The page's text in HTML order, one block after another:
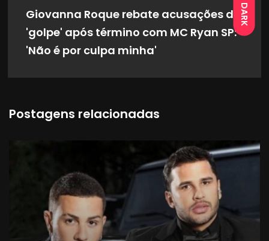
DARK
Giovanna Roque rebate acusações de
'golpe' após término com MC Ryan SP:
'Não é por culpa minha'
Postagens relacionadas